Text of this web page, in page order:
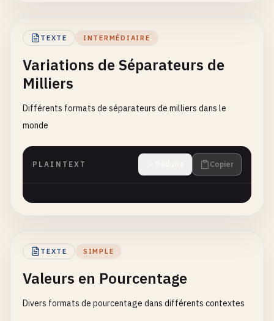
TEXTE INTERMÉDIAIRE
Variations de Séparateurs de
Milliers
Différents formats de séparateurs de milliers dans le
monde
PLAINTEXT Copier
TEXTE SIMPLE
Valeurs en Pourcentage
Divers formats de pourcentage dans différents contextes